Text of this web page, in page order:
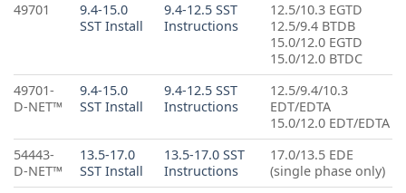
49701
9.4-15.0
SST Install
9.4-12.5 SST
Instructions
12.5/10.3 EGTD
12.5/9.4 BTDB
15.0/12.0 EGTD
15.0/12.0 BTDC
49701-
D-NET™
9.4-15.0
SST Install
9.4-12.5 SST
Instructions
12.5/9.4/10.3
EDT/EDTA
15.0/12.0 EDT/EDTA
54443-
D-NET™
13.5-17.0
SST Install
13.5-17.0 SST
Instructions
17.0/13.5 EDE
(single phase only)